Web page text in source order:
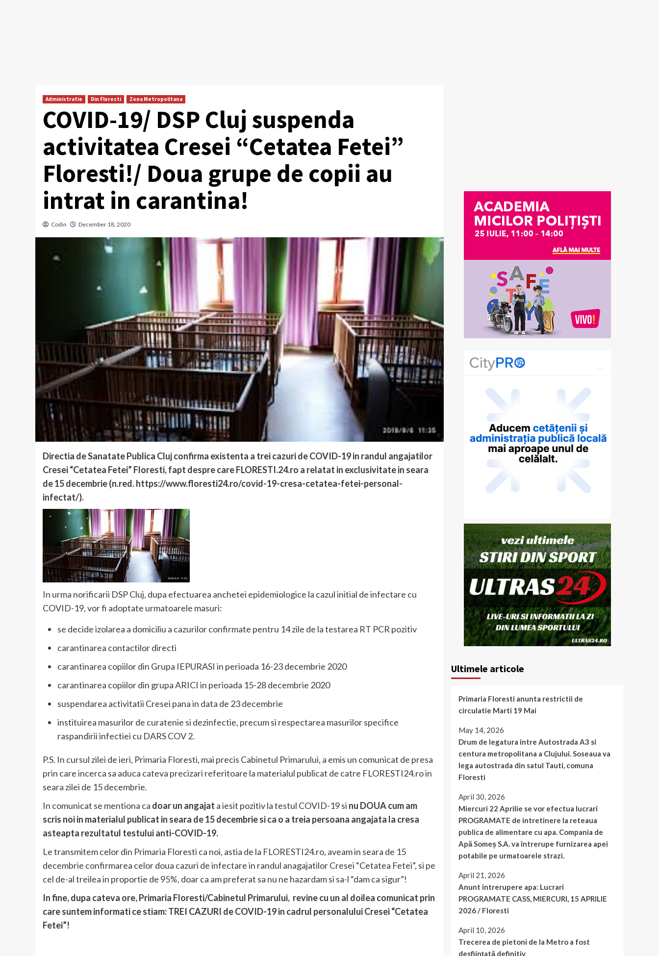
Administratie Din Floresti Zona Metropolitana
COVID-19/ DSP Cluj suspenda
activitatea Cresei “Cetatea Fetei”
Floresti!/ Doua grupe de copii au
intrat in carantina!
Codin December 18, 2020
Directia de Sanatate Publica Cluj confirma existenta a trei cazuri de COVID-19 in randul angajatilor
Cresei “Cetatea Fetei” Floresti, fapt despre care FLORESTI.24.ro a relatat in exclusivitate in seara
de 15 decembrie (n.red. https://www.floresti24.ro/covid-19-cresa-cetatea-fetei-personal-
infectat/).
In urma norificarii DSP Cluj, dupa efectuarea anchetei epidemiologice la cazul initial de infectare cu
COVID-19, vor fi adoptate urmatoarele masuri:
se decide izolarea a domiciliu a cazurilor confirmate pentru 14 zile de la testarea RT PCR pozitiv
carantinarea contactilor directi
carantinarea copiilor din Grupa IEPURASI in perioada 16-23 decembrie 2020
carantinarea copiilor din grupa ARICI in perioada 15-28 decembrie 2020
suspendarea activitatii Cresei pana in data de 23 decembrie
instituirea masurilor de curatenie si dezinfectie, precum si respectarea masurilor specifice
raspandirii infectiei cu DARS COV 2.
P.S. In cursul zilei de ieri, Primaria Floresti, mai precis Cabinetul Primarului, a emis un comunicat de presa
prin care incerca sa aduca cateva precizari referitoare la materialul publicat de catre FLORESTI24.ro in
seara zilei de 15 decembrie.
In comunicat se mentiona ca doar un angajat a iesit pozitiv la testul COVID-19 si nu DOUA cum am
scris noi in materialul publicat in seara de 15 decembrie si ca o a treia persoana angajata la cresa
asteapta rezultatul testului anti-COVID-19.
Le transmitem celor din Primaria Floresti ca noi, astia de la FLORESTI24.ro, aveam in seara de 15
decembrie confirmarea celor doua cazuri de infectare in randul anagajatilor Cresei “Cetatea Fetei”, si pe
cel de-al treilea in proportie de 95%, doar ca am preferat sa nu ne hazardam si sa-l “dam ca sigur”!
In fine, dupa cateva ore, Primaria Floresti/Cabinetul Primarului, revine cu un al doilea comunicat prin
care suntem informati ce stiam: TREI CAZURI de COVID-19 in cadrul personalului Cresei “Cetatea
Fetei”!
Ultimele articole
Primaria Floresti anunta restrictii de
circulatie Marti 19 Mai
May 14, 2026
Drum de legatura intre Autostrada A3 si
centura metropolitana a Clujului. Soseaua va
lega autostrada din satul Tauti, comuna
Floresti
April 30, 2026
Miercuri 22 Aprilie se vor efectua lucrari
PROGRAMATE de intretinere la reteaua
publica de alimentare cu apa. Compania de
Apă Someș S.A. va întrerupe furnizarea apei
potabile pe urmatoarele strazi.
April 21, 2026
Anunt intrerupere apa: Lucrari
PROGRAMATE CASS, MIERCURI, 15 APRILIE
2026 / Floresti
April 10, 2026
Trecerea de pietoni de la Metro a fost
desființată definitiv